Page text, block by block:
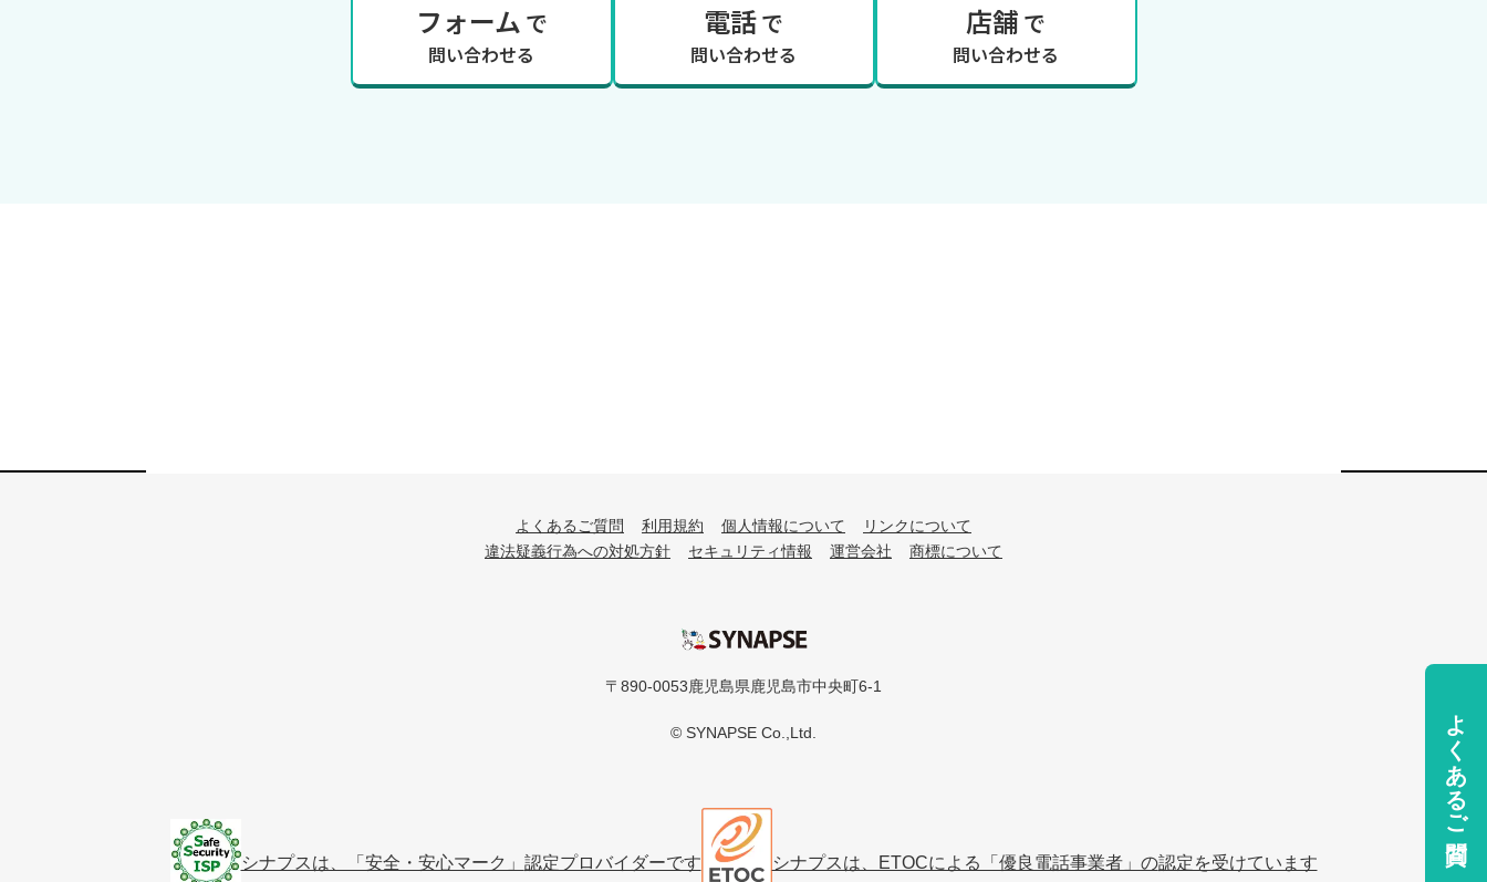
フォーム で
問い合わせる
電話で
問い合わせる
店舗 で
問い合わせる
よくあるご質問
よくあるご質問 利用規約 個人情報について
リンクについて
違法疑義行為への対処方針
セキュリティ情報 運営会社 商標について
〒890-0053鹿児島県鹿児島市中央町6-1
© SYNAPSE Co.,Ltd.
シナプスは、「安全・安心マーク」 認定プロバイダーです シナプスは、ETOCによる「優良電話事業者」の認定を受けています